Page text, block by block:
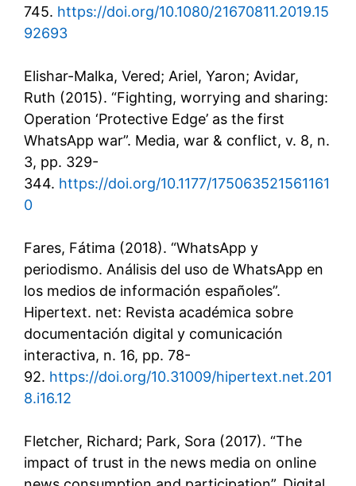
745. https://doi.org/10.1080/21670811.2019.15
92693
Elishar-Malka, Vered; Ariel, Yaron; Avidar,
Ruth (2015). “Fighting, worrying and sharing:
Operation ‘Protective Edge’ as the first
WhatsApp war”. Media, war & conflict, v. 8, n.
3, pp. 329-
344. https://doi.org/10.1177/175063521561161
0
Fares, Fátima (2018). “WhatsApp y
periodismo. Análisis del uso de WhatsApp en
los medios de información españoles”.
Hipertext. net: Revista académica sobre
documentación digital y comunicación
interactiva, n. 16, pp. 78-
92. https://doi.org/10.31009/hipertext.net.201
8.i16.12
Fletcher, Richard; Park, Sora (2017). “The
impact of trust in the news media on online